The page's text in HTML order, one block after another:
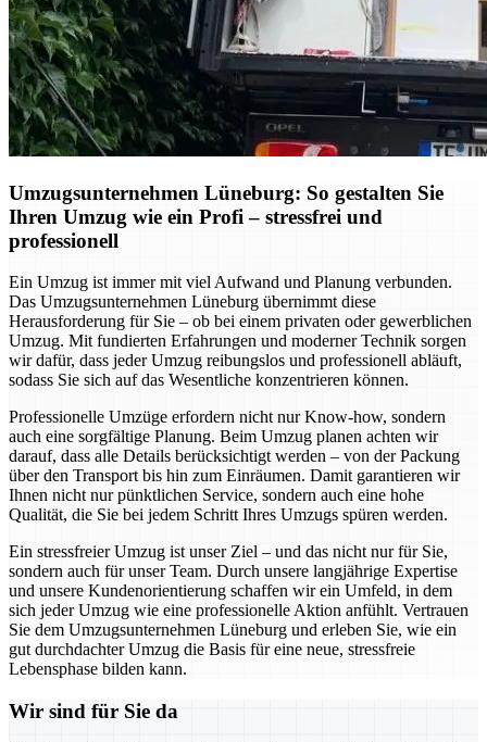
Umzugsunternehmen Lüneburg: So gestalten Sie
Ihren Umzug wie ein Profi – stressfrei und
professionell
Ein Umzug ist immer mit viel Aufwand und Planung verbunden.
Das Umzugsunternehmen Lüneburg übernimmt diese
Herausforderung für Sie – ob bei einem privaten oder gewerblichen
Umzug. Mit fundierten Erfahrungen und moderner Technik sorgen
wir dafür, dass jeder Umzug reibungslos und professionell abläuft,
sodass Sie sich auf das Wesentliche konzentrieren können.
Professionelle Umzüge erfordern nicht nur Know-how, sondern
auch eine sorgfältige Planung. Beim Umzug planen achten wir
darauf, dass alle Details berücksichtigt werden – von der Packung
über den Transport bis hin zum Einräumen. Damit garantieren wir
Ihnen nicht nur pünktlichen Service, sondern auch eine hohe
Qualität, die Sie bei jedem Schritt Ihres Umzugs spüren werden.
Ein stressfreier Umzug ist unser Ziel – und das nicht nur für Sie,
sondern auch für unser Team. Durch unsere langjährige Expertise
und unsere Kundenorientierung schaffen wir ein Umfeld, in dem
sich jeder Umzug wie eine professionelle Aktion anfühlt. Vertrauen
Sie dem Umzugsunternehmen Lüneburg und erleben Sie, wie ein
gut durchdachter Umzug die Basis für eine neue, stressfreie
Lebensphase bilden kann.
Wir sind für Sie da